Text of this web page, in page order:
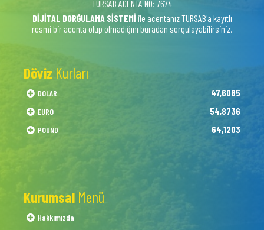
TURSAB ACENTA NO: 7674
DİJİTAL DORĞULAMA SİSTEMİ ile acentanız TURSAB'a kayıtlı
resmi bir acenta olup olmadığını buradan sorgulayabilirsiniz.
Döviz Kurları
DOLAR 47,6085
EURO 54,8736
POUND 64,1203
Kurumsal Menü
Hakkımızda